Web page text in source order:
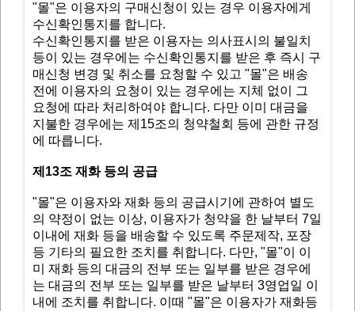
"몰"은 이용자의 구매신청이 있는 경우 이용자에게
수신확인통지를 합니다.
수신확인통지를 받은 이용자는 의사표시의 불일치
등이 있는 경우에는 수신확인통지를 받은 후 즉시 구
매신청 변경 및 취소를 요청할 수 있고 "몰"은 배송
전에 이용자의 요청이 있는 경우에는 지체 없이 그
요청에 따라 처리하여야 합니다. 다만 이미 대금을
지불한 경우에는 제15조의 청약철회 등에 관한 규정
에 따릅니다.
제13조 재화 등의 공급
"몰"은 이용자와 재화 등의 공급시기에 관하여 별도
의 약정이 없는 이상, 이용자가 청약을 한 날부터 7일
이내에 재화 등을 배송할 수 있도록 주문제작, 포장
등 기타의 필요한 조치를 취합니다. 다만, "몰"이 이
미 재화 등의 대금의 전부 또는 일부를 받은 경우에
는 대금의 전부 또는 일부를 받은 날부터 3영업일 이
내에 조치를 취합니다. 이때 "몰"은 이용자가 재화등